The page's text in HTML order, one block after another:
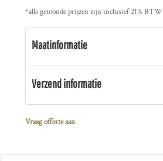
*alle getoonde prijzen zijn inclusief 21% BTW
Maatinformatie
Verzend informatie
Vraag offerte aan